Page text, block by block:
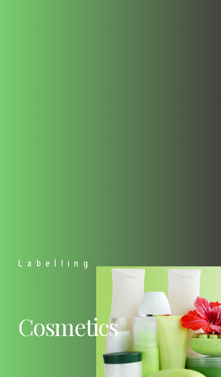
Cosmetics
Labelling